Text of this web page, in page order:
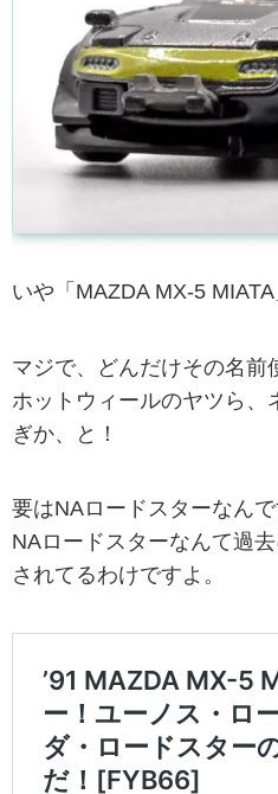
いや「MAZDA MX-5 MIATA
マジで、どんだけその名前
ホットウィールのヤツら、
ぎか、と！
要はNAロードスターなんで
NAロードスターなんて過
されてるわけですよ。